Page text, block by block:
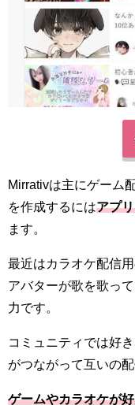
Mirrativは主にゲーム
を作成するにはアプ
ます。
最近はカラオケ配信
アバターが歌を歌っ
力です。
コミュニティでは好
がつながって互いの
ゲームやカラオケが